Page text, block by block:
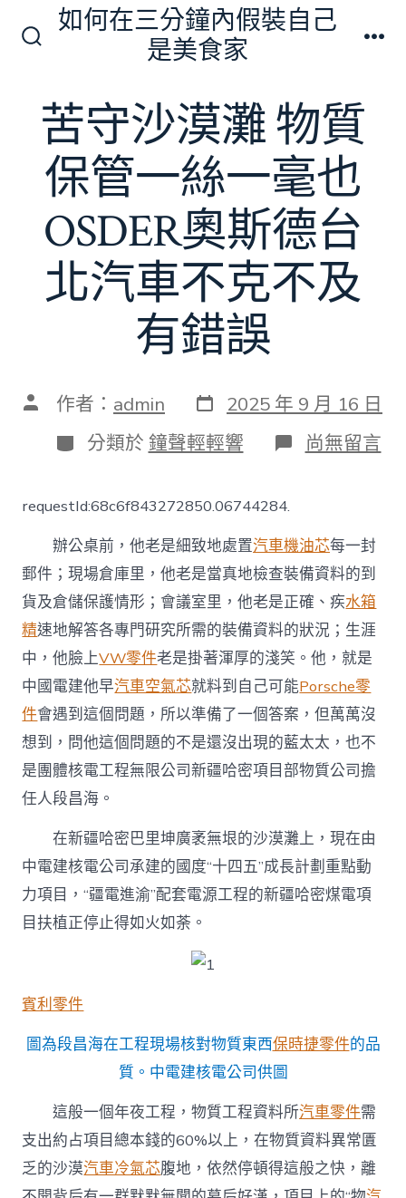
換
開
關
如何在三分鐘內假裝自己
是美食家
苦守沙漠灘 物質
保管一絲一毫也
OSDER奧斯德台
北汽車不克不及
有錯誤
文 作者： admin 發
表
日
期
2025 年 9 月 16 日
分
類
分類於 鐘聲輕輕響 在
〈苦
灘
物
質
保
管
一
絲
一
毫
也
OSDER
奧
斯
德
車
不
克
不
尚無留言
requestId:68c6f843272850.06744284.
辦公桌前，他老是細致地處置汽車機油芯每一封
郵件；現場倉庫里，他老是當真地檢查裝備資料的到
貨及倉儲保護情形；會議室里，他老是正確、疾水箱
精速地解答各專門研究所需的裝備資料的狀況；生涯
中，他臉上VW零件老是掛著渾厚的淺笑。他，就是
中國電建他早汽車空氣芯就料到自己可能Porsche零
件會遇到這個問題，所以準備了一個答案，但萬萬沒
想到，問他這個問題的不是還沒出現的藍太太，也不
是團體核電工程無限公司新疆哈密項目部物質公司擔
任人段昌海。
在新疆哈密巴里坤廣袤無垠的沙漠灘上，現在由
中電建核電公司承建的國度“十四五”成長計劃重點動
力項目，“疆電進渝”配套電源工程的新疆哈密煤電項
目扶植正停止得如火如荼。
賓利零件
圖為段昌海在工程現場核對物質東西保時捷零件的品
質。中電建核電公司供圖
這般一個年夜工程，物質工程資料所汽車零件需
支出約占項目總本錢的60%以上，在物質資料異常匱
乏的沙漠汽車冷氣芯腹地，依然停頓得這般之快，離